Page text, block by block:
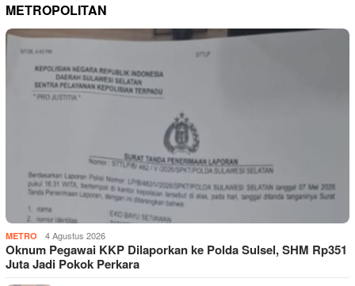
METROPOLITAN
METRO 4 Agustus 2026
Oknum Pegawai KKP Dilaporkan ke Polda Sulsel, SHM Rp351
Juta Jadi Pokok Perkara